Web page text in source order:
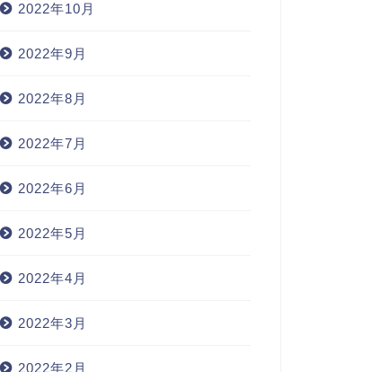
2022年10月
2022年9月
2022年8月
2022年7月
2022年6月
2022年5月
2022年4月
2022年3月
2022年2月